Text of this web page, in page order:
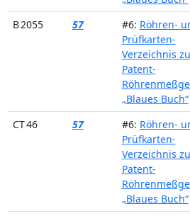
B 2055 57 #6: Röhren-
Prüfkarten-
Verzeichnis
Patent-
„Blaues Buch“
CT 46 57 #6: Röhren-
Prüfkarten-
Verzeichnis
Patent-
„Blaues Buch“